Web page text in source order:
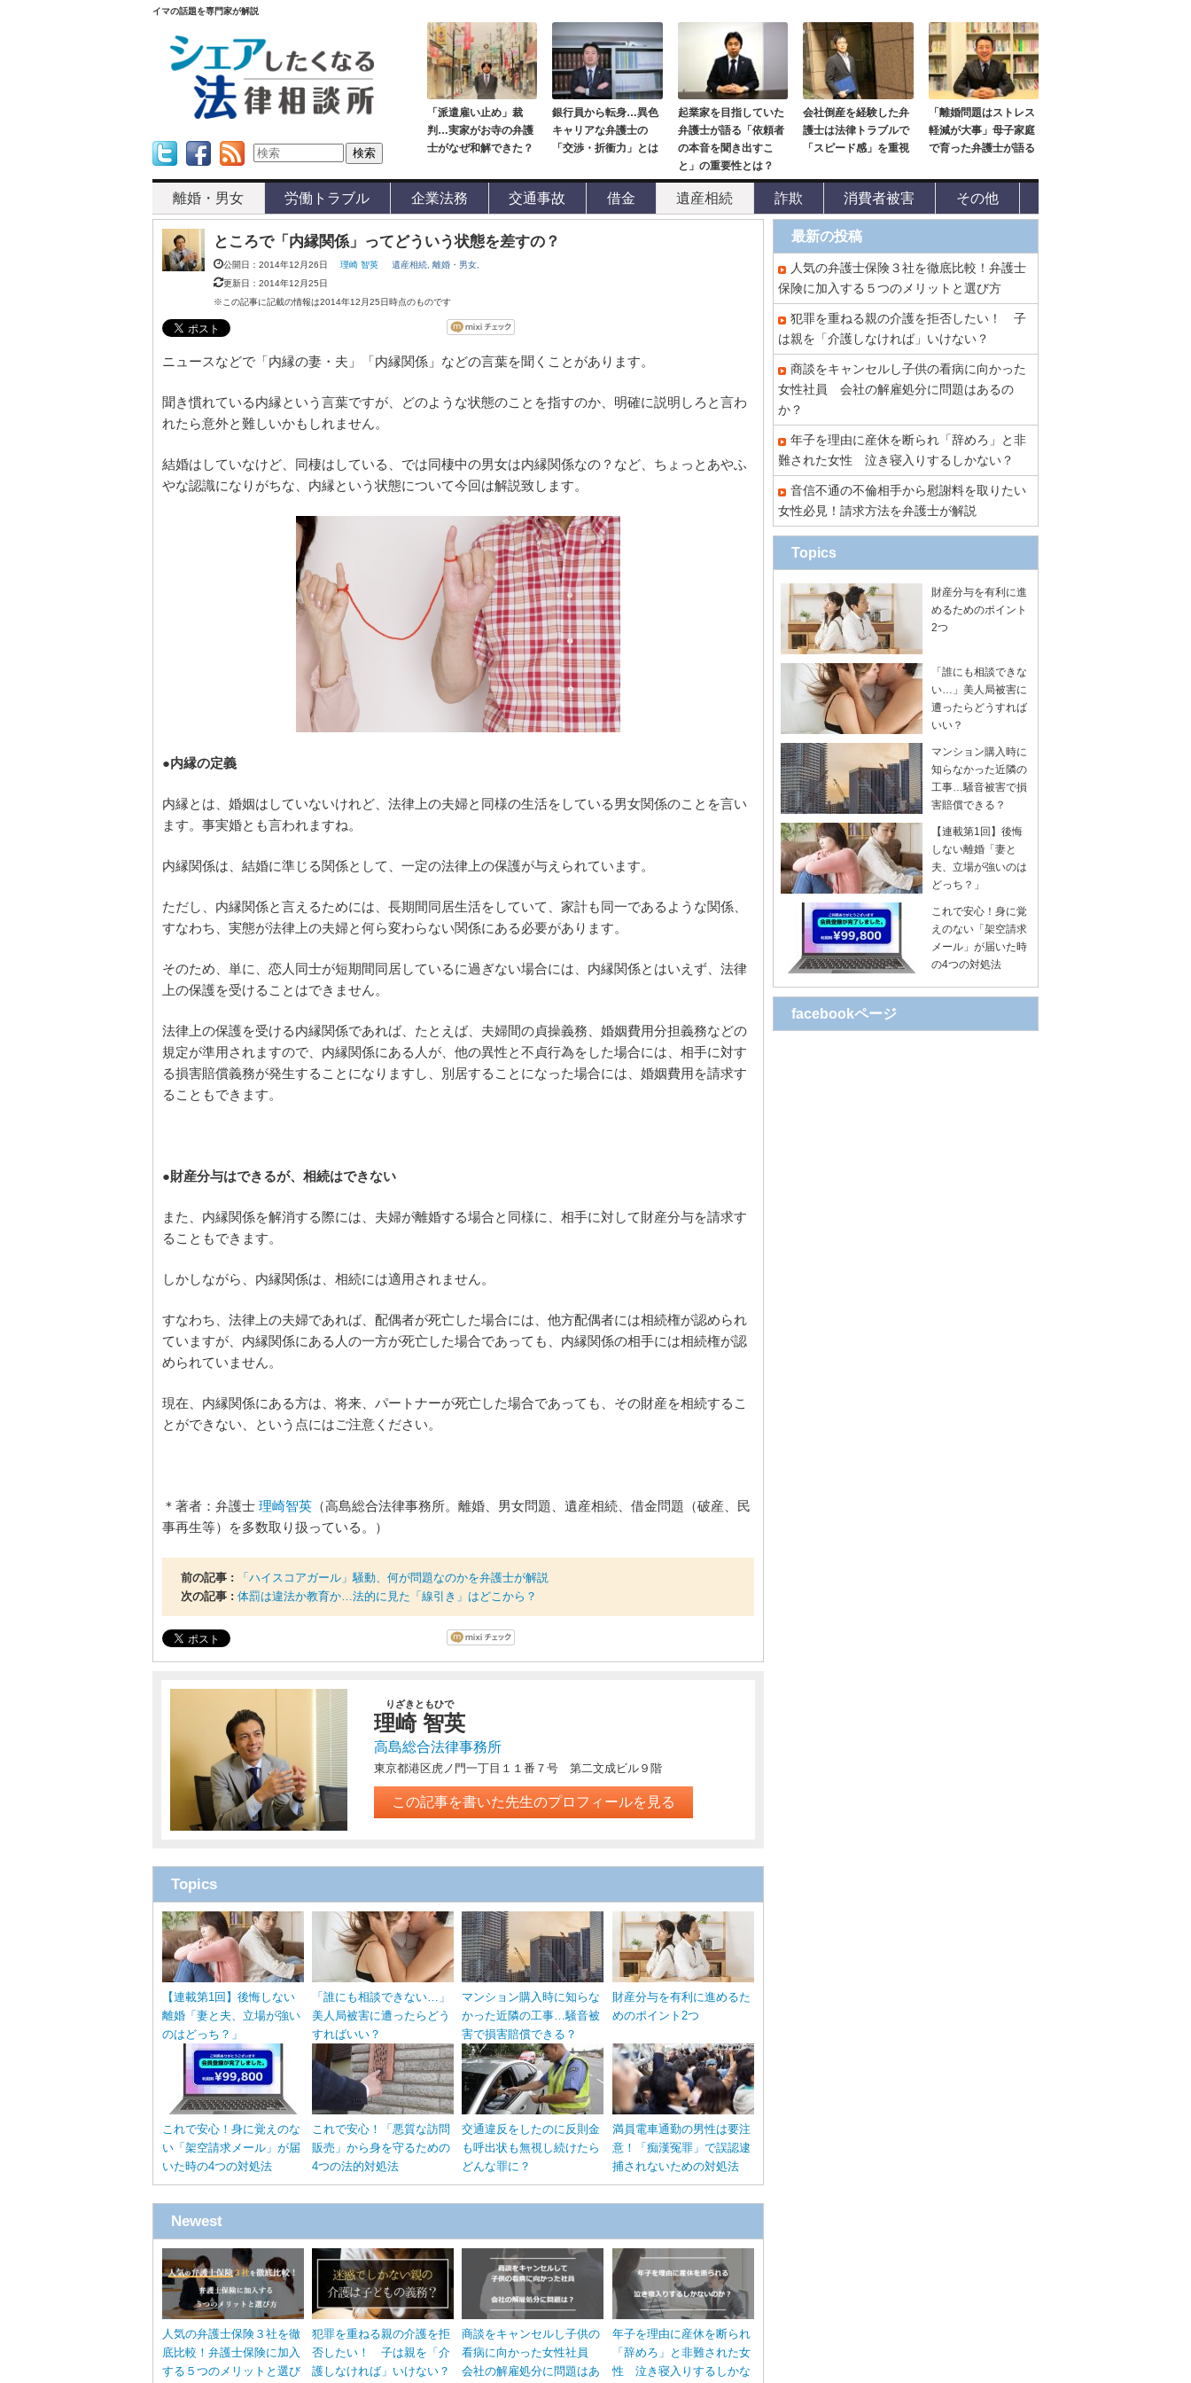
イマの話題を専門家が解説
「派遣雇い止め」裁
判…実家がお寺の弁護
士がなぜ和解できた？
銀行員から転身…異色
キャリアな弁護士の
「交渉・折衝力」とは
起業家を目指していた
弁護士が語る「依頼者
の本音を聞き出すこ
と」の重要性とは？
会社倒産を経験した弁
護士は法律トラブルで
「スピード感」を重視
「離婚問題はストレス
軽減が大事」母子家庭
で育った弁護士が語る
離婚・男女 労働トラブル 企業法務 交通事故 借金 遺産相続 詐欺 消費者被害 その他
ところで「内縁関係」ってどういう状態を差すの？
公開日：2014年12月26日 理崎 智英 遺産相続, 離婚・男女,
更新日：2014年12月25日
※この記事に記載の情報は2014年12月25日時点のものです
ニュースなどで「内縁の妻・夫」「内縁関係」などの言葉を聞くことがあります。
聞き慣れている内縁という言葉ですが、どのような状態のことを指すのか、明確に説明しろと言わ
れたら意外と難しいかもしれません。
結婚はしていなけど、同棲はしている、では同棲中の男女は内縁関係なの？など、ちょっとあやふ
やな認識になりがちな、内縁という状態について今回は解説致します。
●内縁の定義
内縁とは、婚姻はしていないけれど、法律上の夫婦と同様の生活をしている男女関係のことを言い
ます。事実婚とも言われますね。
内縁関係は、結婚に準じる関係として、一定の法律上の保護が与えられています。
ただし、内縁関係と言えるためには、長期間同居生活をしていて、家計も同一であるような関係、
すなわち、実態が法律上の夫婦と何ら変わらない関係にある必要があります。
そのため、単に、恋人同士が短期間同居しているに過ぎない場合には、内縁関係とはいえず、法律
上の保護を受けることはできません。
法律上の保護を受ける内縁関係であれば、たとえば、夫婦間の貞操義務、婚姻費用分担義務などの
規定が準用されますので、内縁関係にある人が、他の異性と不貞行為をした場合には、相手に対す
る損害賠償義務が発生することになりますし、別居することになった場合には、婚姻費用を請求す
ることもできます。
●財産分与はできるが、相続はできない
また、内縁関係を解消する際には、夫婦が離婚する場合と同様に、相手に対して財産分与を請求す
ることもできます。
しかしながら、内縁関係は、相続には適用されません。
すなわち、法律上の夫婦であれば、配偶者が死亡した場合には、他方配偶者には相続権が認められ
ていますが、内縁関係にある人の一方が死亡した場合であっても、内縁関係の相手には相続権が認
められていません。
現在、内縁関係にある方は、将来、パートナーが死亡した場合であっても、その財産を相続するこ
とができない、という点にはご注意ください。
＊著者：弁護士 理崎智英 （高島総合法律事務所。離婚、男女問題、遺産相続、借金問題（破産、民
事再生等）を多数取り扱っている。）
前の記事 :
「ハイスコアガール」騒動、何が問題なのかを弁護士が解説
次の記事 : 体罰は違法か教育か…法的に見た「線引き」はどこから？
理崎 智英
りざきともひで
高島総合法律事務所
東京都港区虎ノ門一丁目１１番７号 第二文成ビル９階
この記事を書いた先生のプロフィールを見る
Topics
【連載第1回】後悔しない
離婚「妻と夫、立場が強い
のはどっち？」
「誰にも相談できない…」
美人局被害に遭ったらどう
すればいい？
マンション購入時に知らな
かった近隣の工事…騒音被
害で損害賠償できる？
財産分与を有利に進めるた
めのポイント2つ
これで安心！身に覚えのな
い「架空請求メール」が届
いた時の4つの対処法
これで安心！「悪質な訪問
販売」から身を守るための
4つの法的対処法
交通違反をしたのに反則金
も呼出状も無視し続けたら
どんな罪に？
満員電車通勤の男性は要注
意！「痴漢冤罪」で誤認逮
捕されないための対処法
Newest
人気の弁護士保険３社を徹
底比較！弁護士保険に加入
する５つのメリットと選び
犯罪を重ねる親の介護を拒
否したい！ 子は親を「介
護しなければ」いけない？
商談をキャンセルし子供の
看病に向かった女性社員
会社の解雇処分に問題はあ
年子を理由に産休を断られ
「辞めろ」と非難された女
性 泣き寝入りするしかな
最新の投稿
人気の弁護士保険３社を徹底比較！弁護士
保険に加入する５つのメリットと選び方
犯罪を重ねる親の介護を拒否したい！ 子
は親を「介護しなければ」いけない？
商談をキャンセルし子供の看病に向かった
女性社員 会社の解雇処分に問題はあるの
か？
年子を理由に産休を断られ「辞めろ」と非
難された女性 泣き寝入りするしかない？
音信不通の不倫相手から慰謝料を取りたい
女性必見！請求方法を弁護士が解説
Topics
財産分与を有利に進
めるためのポイント
2つ
「誰にも相談できな
い…」美人局被害に
遭ったらどうすれば
いい？
マンション購入時に
知らなかった近隣の
工事…騒音被害で損
害賠償できる？
【連載第1回】後悔
しない離婚「妻と
夫、立場が強いのは
どっち？」
これで安心！身に覚
えのない「架空請求
メール」が届いた時
の4つの対処法
facebookページ